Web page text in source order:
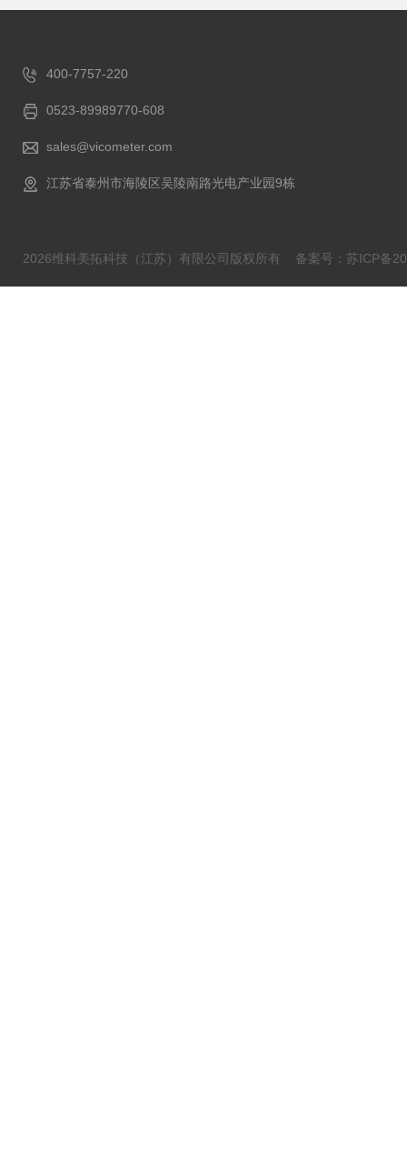
400-7757-220
0523-89989770-608
sales@vicometer.com
江苏省泰州市海陵区吴陵南路光电产业园9栋
2026维科美拓科技（江苏）有限公司版权所有 备案号：苏ICP备